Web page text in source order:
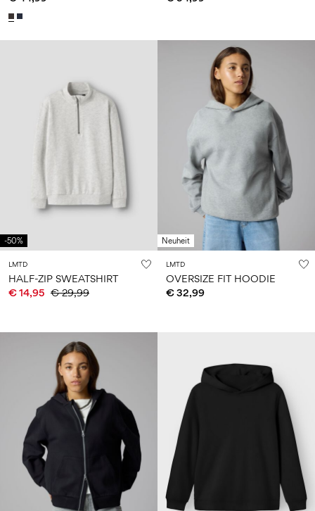
-50%
LMTD
HALF-ZIP SWEATSHIRT
€ 14,95 € 29,99
Neuheit
LMTD
OVERSIZE FIT HOODIE
€ 32,99